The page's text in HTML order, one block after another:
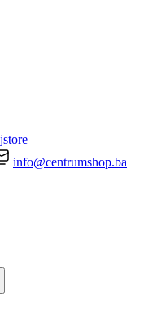
info@centrumshop.ba